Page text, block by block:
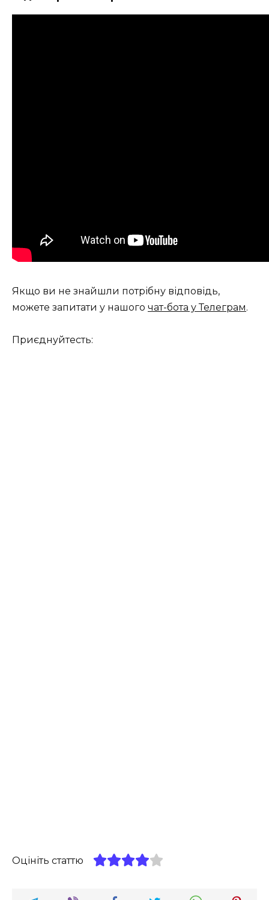
Якщо ви не знайшли потрібну відповідь,
можете запитати у нашого чат-бота у Телеграм.
Приєднуйтесть:
Оцініть статтю